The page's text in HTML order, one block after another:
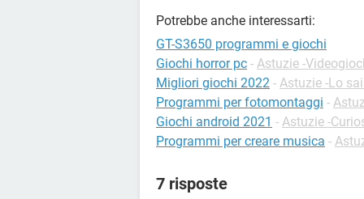
Potrebbe anche interessarti:
GT-S3650 programmi e giochi
Giochi horror pc - Astuzie -
Migliori giochi 2022 - Astuzie -Lo
Programmi per fotomontaggi -
Giochi android 2021 - Astuzie -
Programmi per creare musica -
7 risposte